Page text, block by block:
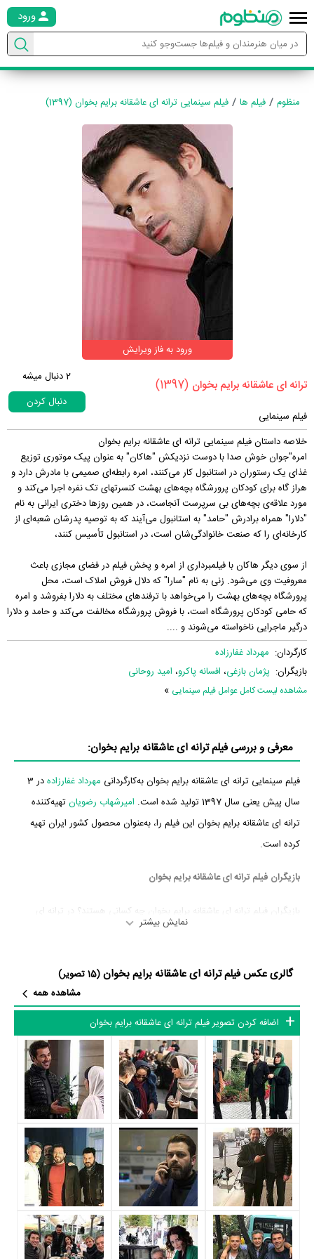
ورود
منظوم فیلم ها فیلم سینمایی ترانه ای عاشقانه برایم بخوان (1397)
ورود به فاز ویرایش
‏ترانه ای عاشقانه برایم بخوان‏ (1397)
2دنبال میشه
دنبال کردن
فیلم سینمایی
خلاصه داستان فیلم سینمایی ترانه ای عاشقانه برایم بخوان
امره"جوان خوش صدا با دوست نزدیکش "هاکان" به عنوان پیک موتوری توزیع
غذای یک رستوران در استانبول کار می‌کنند، امره رابطه‌ای صمیمی با مادرش دارد و
هراز گاه برای کودکان پرورشگاه بچه‌های بهشت کنسرتهای تک نفره اجرا می‌کند و
مورد علاقه‌ی بچه‌های بی سرپرست آنجاست، در همین روزها دختری ایرانی به نام
"دلارا" همراه برادرش "حامد" به استانبول می‌آیند که به توصیه پدرشان شعبه‌ای از
کارخانه‌ای را که صنعت خانوادگی‌شان است، در استانبول تأسیس کنند،
از سوی دیگر هاکان با فیلمبرداری از امره و پخش فیلم در فضای مجازی باعث
معروفیت وی می‌شود. زنی به نام "سارا" که دلال فروش املاک است، محل
پرورشگاه بچه‌های بهشت را می‌خواهد با ترفندهای مختلف به دلارا بفروشد و امره
که حامی کودکان پرورشگاه است، با فروش پرورشگاه مخالفت می‌کند و حامد و دلارا
درگیر ماجرایی ناخواسته می‌شوند و ....
کارگردان: مهرداد غفارزاده
بازیگران: پژمان بازغی، افسانه‌ پاکرو، امید روحانی
مشاهده لیست کامل عوامل فیلم سینمایی »
معرفی و بررسی فیلم ترانه ای عاشقانه برایم بخوان:
فیلم سینمایی ترانه ای عاشقانه برایم بخوان به‌کارگردانی مهرداد غفارزاده
در 3
سال پیش یعنی سال 1397 تولید شده است.
امیرشهاب رضویانتهیه‌کننده
ترانه ای عاشقانه برایم بخوان این فیلم را، به‌عنوان محصول کشور ایران تهیه
کرده است.
بازیگران فیلم ترانه ای عاشقانه برایم بخوان
بازیگران فیلم ترانه ای عاشقانه برایم بخوان چه کسانی هستند؟ در ترانه ای
عاشقانه برایم بخوان بازیگرانی چون پژمان بازغی
بازیگری پرداخته‌اند. در فیلم ترانه ای عاشقانه برایم بخوان حدود 12 بازیگر جلوی
دوربین رفته‌اند که از نظر تعداد بازیگران می‌توان ترانه ای عاشقانه برایم بخوان
را یک اثر پربازیگر عنوان کرد. از این‌لحاظ کارگردانی فیلم ترانه ای عاشقانه برایم
بخوان باتوجه به بازی گرفتن از این تعداد بازیگر و مدیریت آنها کار بسیار
دشواری بوده است؛ باید بررسی کرد آیامهرداد غفارزاده به‌عنوان کارگردان و
به‌عنوان بازیگردان و همچنین تیم بازیگری ترانه ای عاشقانه برایم بخوان
توانسته‌اند در این زمینه موفق باشند و بازی‌های درخشانی را نمایش دهند؟
از دیگر بازیگران فیلم ترانه ای عاشقانه برایم بخوان می‌توان بهعلی بوراک
جیلان،هازال تورسان،آیشن اینجی،سمرا دینجر الیف ارول اشاره کرد.
داستان فیلم ترانه ای عاشقانه برایم بخوان
از محتوا و داستان فیلم ترانه ای عاشقانه برایم بخوان چقدر اطلاع دارید؟
در خلاصه داستانی که یا از سوی تیم رسانه‌ای اثر و یا توسط دیگر رسانه‌ها درباره
نمایش بیشتر
گالری عکس فیلم ترانه ای عاشقانه برایم بخوان(15 تصویر)
مشاهده همه
اضافه کردن تصویر فیلم ترانه ای عاشقانه برایم بخوان